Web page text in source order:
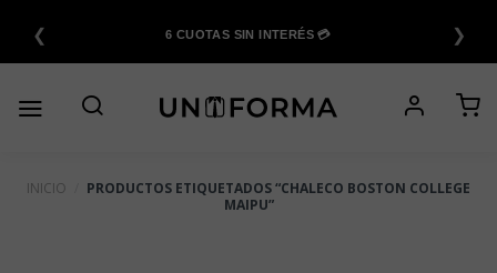
contenido
❮ 6 CUOTAS SIN INTERÉS 💳 ❯
INICIO
PRODUCTOS ETIQUETADOS “CHALECO BOSTON COLLEGE
MAIPU”